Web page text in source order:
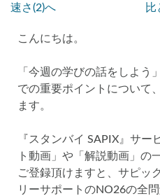
速さ(2)へ
比
こんにちは。
「今週の学びの話をしよう
での重要ポイントについて
ます。
『スタンバイ SAPIX』サ
ト動画」や「解説動画」の
ご登録頂けますと、サピッ
リーサポートのNO26の全
解体新書
各No(ナンバー)についての話
サピックスオープン 土
早稲アカデミーカリキュラム
四谷大塚公開組分けテスト